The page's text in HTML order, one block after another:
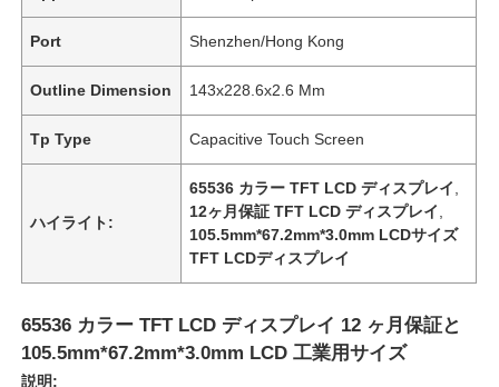
Port Shenzhen/Hong Kong
Outline Dimension 143x228.6x2.6 Mm
Tp Type Capacitive Touch Screen
ハイライト:
65536 カラー TFT LCD ディスプレイ
12ヶ月保証 TFT LCD ディスプレイ
105.5mm*67.2mm*3.0mm LCDサイズ
TFT LCDディスプレイ
65536 カラー TFT LCD ディスプレイ 12 ヶ月保証と
105.5mm*67.2mm*3.0mm LCD 工業用サイズ
説明: